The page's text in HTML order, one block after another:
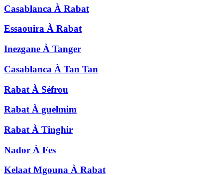
Casablanca À Rabat
Essaouira À Rabat
Inezgane À Tanger
Casablanca À Tan Tan
Rabat À Séfrou
Rabat À guelmim
Rabat À Tinghir
Nador À Fes
Kelaat Mgouna À Rabat